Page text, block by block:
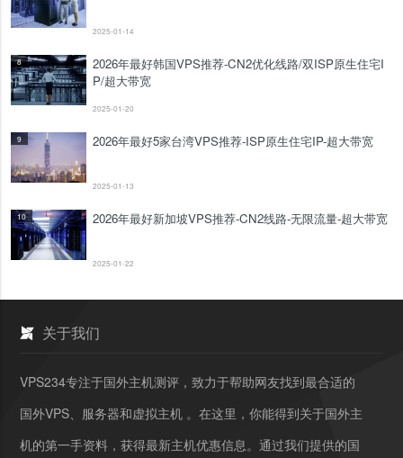
2025-01-14
8
2026年最好韩国VPS推荐-CN2优化线路/双ISP原生住宅I
P/超大带宽
2025-01-20
9 2026年最好5家台湾VPS推荐-ISP原生住宅IP-超大带宽
2025-01-13
10 2026年最好新加坡VPS推荐-CN2线路-无限流量-超大带宽
2025-01-22
关于我们
VPS234专注于国外主机测评，致力于帮助网友找到最合适的
国外VPS、服务器和虚拟主机 。在这里，你能得到关于国外主
机的第一手资料，获得最新主机优惠信息。通过我们提供的国